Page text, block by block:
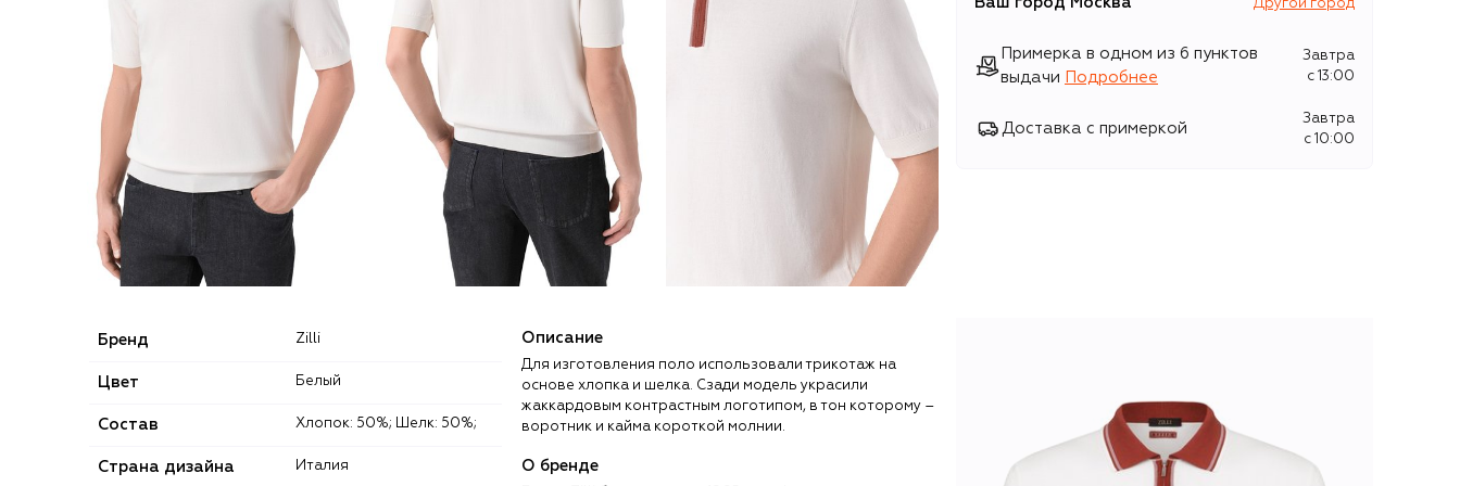
Другой город
Примерка в одном из 6 пунктов
выдачи
Подробнее
Завтра
c 13:00
Доставка с примеркой
Завтра
c 10:00
Бренд Zilli
Цвет Белый
Состав Хлопок: 50%; Шелк: 50%;
Страна дизайна Италия
Описание
Для изготовления поло использовали трикотаж на
основе хлопка и шелка. Сзади модель украсили
жаккардовым контрастным логотипом, в тон которому –
воротник и кайма короткой молнии.
О бренде